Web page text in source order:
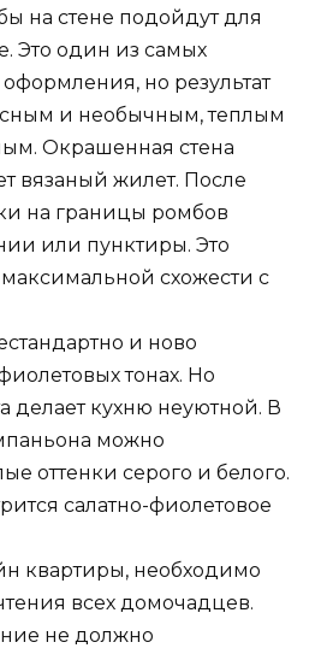
на стене подойдут для
Это один из самых
но результат
и необычным, теплым
Окрашенная стена
вязаный жилет. После
на границы ромбов
или пунктиры. Это
схожести с
и ново
тонах. Но
делает кухню неуютной. В
можно
оттенки серого и белого.
салатно-фиолетовое
квартиры, необходимо
всех домочадцев.
не должно